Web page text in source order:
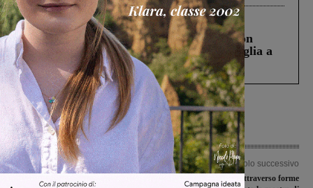
Cronaca 3 Agosto 2026
Scomparso da una struttura di Castiglion
Fiorentino l’uomo che aveva ucciso la figlia a
Levane nel 2020
Articolo precedente
Articolo successivo
Emozioni raccontate attraverso forme